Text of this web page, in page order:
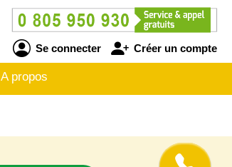
Se connecter Créer un compte
A propos